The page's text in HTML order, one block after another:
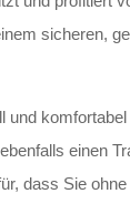
sicheren,
einen
dass Sie